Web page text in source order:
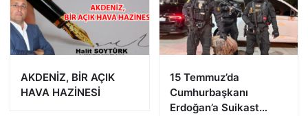
AKDENİZ, BİR AÇIK
HAVA HAZİNESİ
15 Temmuz’da
Cumhurbaşkanı
Erdoğan’a Suikast